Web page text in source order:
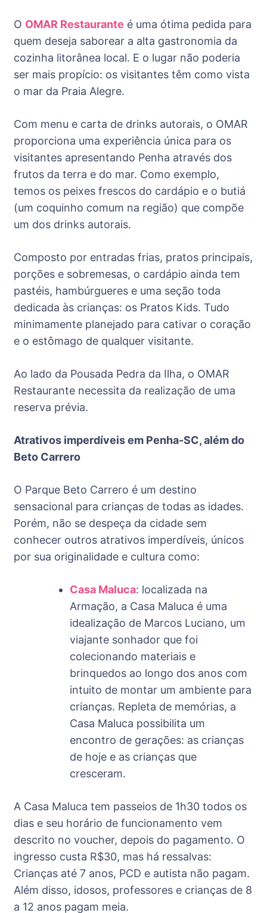
O OMAR Restaurante é uma ótima pedida para
quem deseja saborear a alta gastronomia da
cozinha litorânea local. E o lugar não poderia
ser mais propício: os visitantes têm como vista
o mar da Praia Alegre.
Com menu e carta de drinks autorais, o OMAR
proporciona uma experiência única para os
visitantes apresentando Penha através dos
frutos da terra e do mar. Como exemplo,
temos os peixes frescos do cardápio e o butiá
(um coquinho comum na região) que compõe
um dos drinks autorais.
Composto por entradas frias, pratos principais,
porções e sobremesas, o cardápio ainda tem
pastéis, hambúrgueres e uma seção toda
dedicada às crianças: os Pratos Kids. Tudo
minimamente planejado para cativar o coração
e o estômago de qualquer visitante.
Ao lado da Pousada Pedra da Ilha, o OMAR
Restaurante necessita da realização de uma
reserva prévia.
Atrativos imperdíveis em Penha-SC, além do
Beto Carrero
O Parque Beto Carrero é um destino
sensacional para crianças de todas as idades.
Porém, não se despeça da cidade sem
conhecer outros atrativos imperdíveis, únicos
por sua originalidade e cultura como:
Casa Maluca: localizada na
Armação, a Casa Maluca é uma
idealização de Marcos Luciano, um
viajante sonhador que foi
colecionando materiais e
brinquedos ao longo dos anos com
intuito de montar um ambiente para
crianças. Repleta de memórias, a
Casa Maluca possibilita um
encontro de gerações: as crianças
de hoje e as crianças que
cresceram.
A Casa Maluca tem passeios de 1h30 todos os
dias e seu horário de funcionamento vem
descrito no voucher, depois do pagamento. O
ingresso custa R$30, mas há ressalvas:
Crianças até 7 anos, PCD e autista não pagam.
Além disso, idosos, professores e crianças de 8
a 12 anos pagam meia.